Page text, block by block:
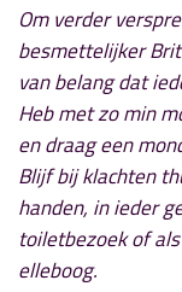
Om verder
besmettelijker
van belang dat
Heb met zo min
en draag een
Blijf bij klachten
handen, in ieder
toiletbezoek of
elleboog.